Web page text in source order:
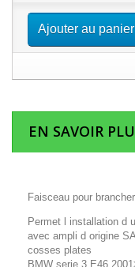
Ajouter au panier
EN SAVOIR
Faisceau pour
Permet l installation d
avec ampli d origine
cosses plates
BMW serie 3 E46